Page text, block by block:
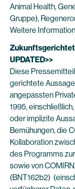
Animal Health,
Gruppe),
Weitere
UPDATED>>
Diese
gerichtete
angepassten
1995,
oder implizite
Bemühungen, die
Kollaboration
des Programms
sowie von
(BNT162b2)